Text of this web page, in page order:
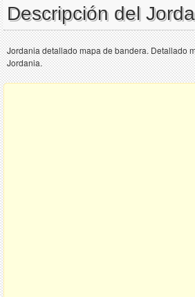
Descripción del
Jordania detallado mapa de bandera. Detallado
Jordania.